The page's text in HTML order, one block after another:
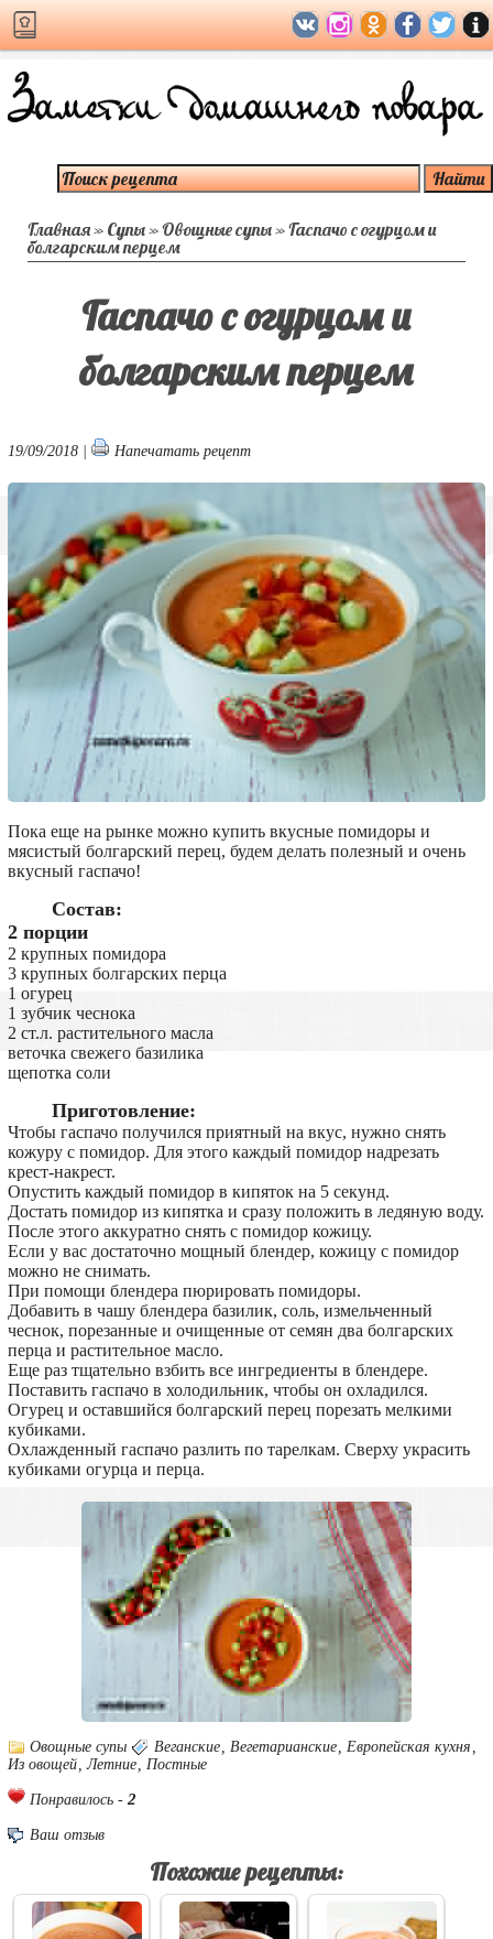
Главная» Супы»Овощные супы»Гаспачо с огурцом и
болгарским перцем
Гаспачо с огурцом и
болгарским перцем
19/09/2018 | Напечатать рецепт
Пока еще на рынке можно купить вкусные помидоры и
мясистый болгарский перец, будем делать полезный и очень
вкусный гаспачо!
Состав:
2 порции
2 крупных помидора
3 крупных болгарских перца
1 огурец
1 зубчик чеснока
2 ст.л. растительного масла
веточка свежего базилика
щепотка соли
Приготовление:
Чтобы гаспачо получился приятный на вкус, нужно снять
кожуру с помидор. Для этого каждый помидор надрезать
крест-накрест.
Опустить каждый помидор в кипяток на 5 секунд.
Достать помидор из кипятка и сразу положить в ледяную воду.
После этого аккуратно снять с помидор кожицу.
Если у вас достаточно мощный блендер, кожицу с помидор
можно не снимать.
При помощи блендера пюрировать помидоры.
Добавить в чашу блендера базилик, соль, измельченный
чеснок, порезанные и очищенные от семян два болгарских
перца и растительное масло.
Еще раз тщательно взбить все ингредиенты в блендере.
Поставить гаспачо в холодильник, чтобы он охладился.
Огурец и оставшийся болгарский перец порезать мелкими
кубиками.
Охлажденный гаспачо разлить по тарелкам. Сверху украсить
кубиками огурца и перца.
Овощные супы Веганские Вегетарианские Европейская кухня
Из овощей ,Летние Постные
Понравилось -2
Ваш отзыв
Похожие рецепты: